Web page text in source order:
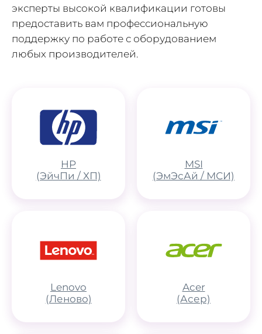
эксперты высокой квалификации готовы
предоставить вам профессиональную
поддержку по работе с оборудованием
любых производителей.
HP
(ЭйчПи / ХП)
MSI
(ЭмЭсАй / МСИ)
Lenovo
(Леново)
Acer
(Асер)